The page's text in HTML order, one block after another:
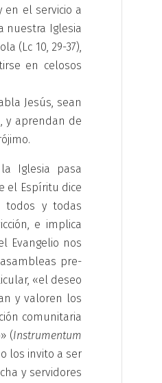
el servicio a
nuestra Iglesia
(Lc 10, 29-37),
en celosos
Jesús, sean
y aprendan de
Iglesia pasa
el Espíritu dice
todos y todas
e implica
Evangelio nos
pre-
«el deseo
y valoren los
comunitaria
(Instrumentum
los invito a ser
y servidores